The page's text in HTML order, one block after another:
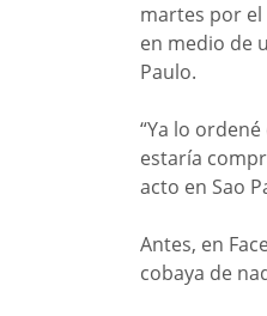
martes por el
en medio de
Paulo.
“Ya lo
estaría
acto en Sao
Antes, en
cobaya de